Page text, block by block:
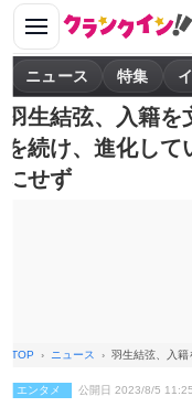
ニュース 特集
羽生結弦、入籍
を続け、進化し
にせず
TOP ニュース 羽生結弦、入
エンタメ 公開日 2023/8/5 11:25